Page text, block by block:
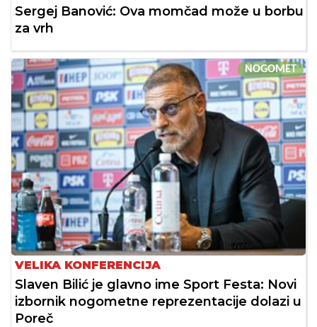
Sergej Banović: Ova momčad može u borbu
za vrh
NOGOMET
VELIKA KONFERENCIJA
Slaven Bilić je glavno ime Sport Festa: Novi
izbornik nogometne reprezentacije dolazi u
Poreč